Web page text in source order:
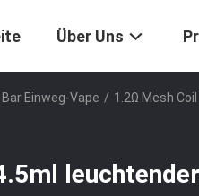
Über Uns
Einweg-Vape / 1.2Ω Mesh